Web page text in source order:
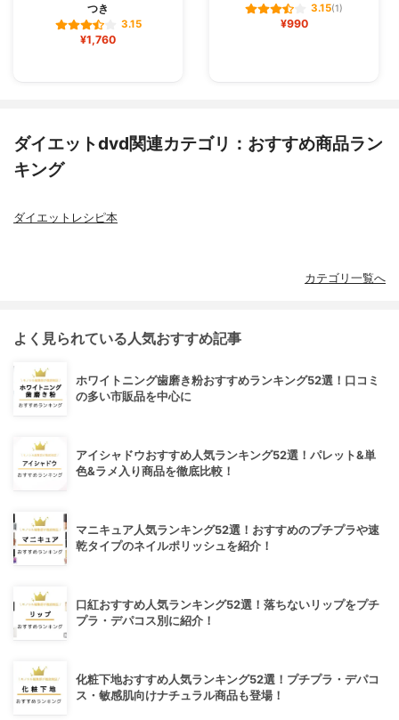
つき
3.15
¥1,760
3.15(1)
¥990
ダイエットdvd関連カテゴリ：おすすめ商品ラン
キング
ダイエットレシピ本
カテゴリ一覧へ
よく見られている人気おすすめ記事
ホワイトニング歯磨き粉おすすめランキング52選！口コミ
の多い市販品を中心に
アイシャドウおすすめ人気ランキング52選！パレット&単
色&ラメ入り商品を徹底比較！
マニキュア人気ランキング52選！おすすめのプチプラや速
乾タイプのネイルポリッシュを紹介！
口紅おすすめ人気ランキング52選！落ちないリップをプチ
プラ・デパコス別に紹介！
化粧下地おすすめ人気ランキング52選！プチプラ・デパコ
ス・敏感肌向けナチュラル商品も登場！